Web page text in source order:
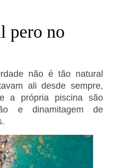
pero no
não é tão natural
ali desde sempre,
a própria piscina são
e dinamitagem de